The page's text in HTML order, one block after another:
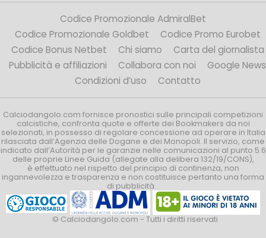
Codice Promozionale AdmiralBet
Codice Promozionale Goldbet
Codice Promo Eurobet
Codice Bonus Netbet
Chi siamo
Carta del giornalista
Pubblicità e affiliazioni
Collabora con noi
Google News
Condizioni d’uso
Contatto
Calciodangolo.com fornisce pronostici sulle principali competizioni
calcistiche, confronta quote e offerte dei Bookmakers da noi
selezionati, in possesso di regolare concessione ad operare in Italia
rilasciata dall’Agenzia delle Dogane e dei Monopoli. Il servizio, come
indicato dall’Autorità per le garanzie nelle comunicazioni al punto 5.6
delle proprie Linee Guida (allegate alla delibera 132/19/CONS),
è effettuato nel rispetto del principio di continenza, non
ingannevolezza e trasparenza e non costituisce pertanto una forma
di pubblicità.
© Calciodangolo.com - Tutti i diritti riservati